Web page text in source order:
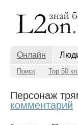
Онлайн
Поиск Top 50
Персонаж
комментарий